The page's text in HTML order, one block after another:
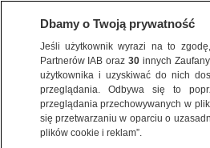
BIZNES
ZE ŚWIATA
Dbamy o Twoją prywatność
Jeśli użytkownik wyrazi na to
Partnerów IAB oraz30 innych
użytkownika i uzyskiwać do nich
przeglądania. Odbywa się to
przeglądania przechowywanych w
się przetwarzaniu w oparciu o
plików cookie i reklam”.